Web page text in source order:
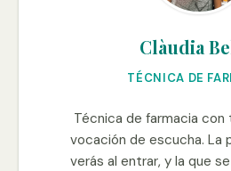
Clàudia
TÉCNICA DE
Técnica de farmacia
vocación de escucha. La
verás al entrar, y la que